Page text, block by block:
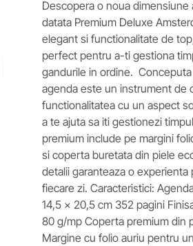
Descopera o noua dimensiune
datata Premium Deluxe
elegant si functionalitate de
perfect pentru a-ti gestiona
gandurile in ordine.
agenda este un instrument de
functionalitatea cu un aspect
a te ajuta sa iti gestionezi
premium include pe margini
si coperta buretata din piele
detalii garanteaza o experienta
fiecare zi. Caracteristici:
14,5 x 20,5 cm 352 pagini
80 g/mp Coperta premium din
Margine cu folio auriu pentru